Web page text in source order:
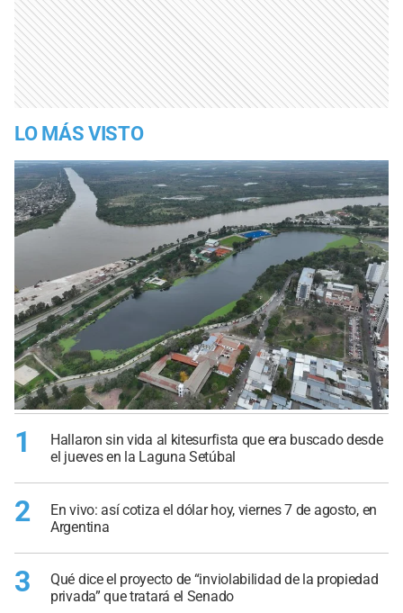
LO MÁS VISTO
1
Hallaron sin vida al kitesurfista que era buscado desde
el jueves en la Laguna Setúbal
2
En vivo: así cotiza el dólar hoy, viernes 7 de agosto, en
Argentina
3
Qué dice el proyecto de “inviolabilidad de la propiedad
privada” que tratará el Senado